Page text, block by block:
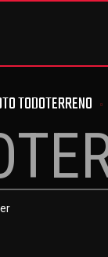
TODOTERRENO